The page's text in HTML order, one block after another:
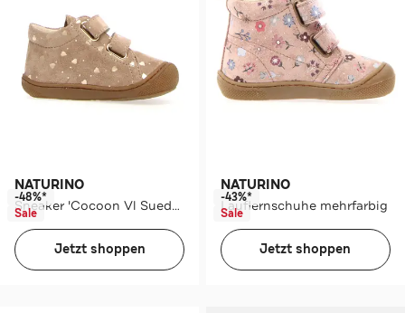
NATURINO
Sneaker 'Cocoon Vl Suede Love' mehrfarbig
-48%*
Sale
Jetzt shoppen
NATURINO
Lauflernschuhe mehrfarbig
-43%*
Sale
Jetzt shoppen